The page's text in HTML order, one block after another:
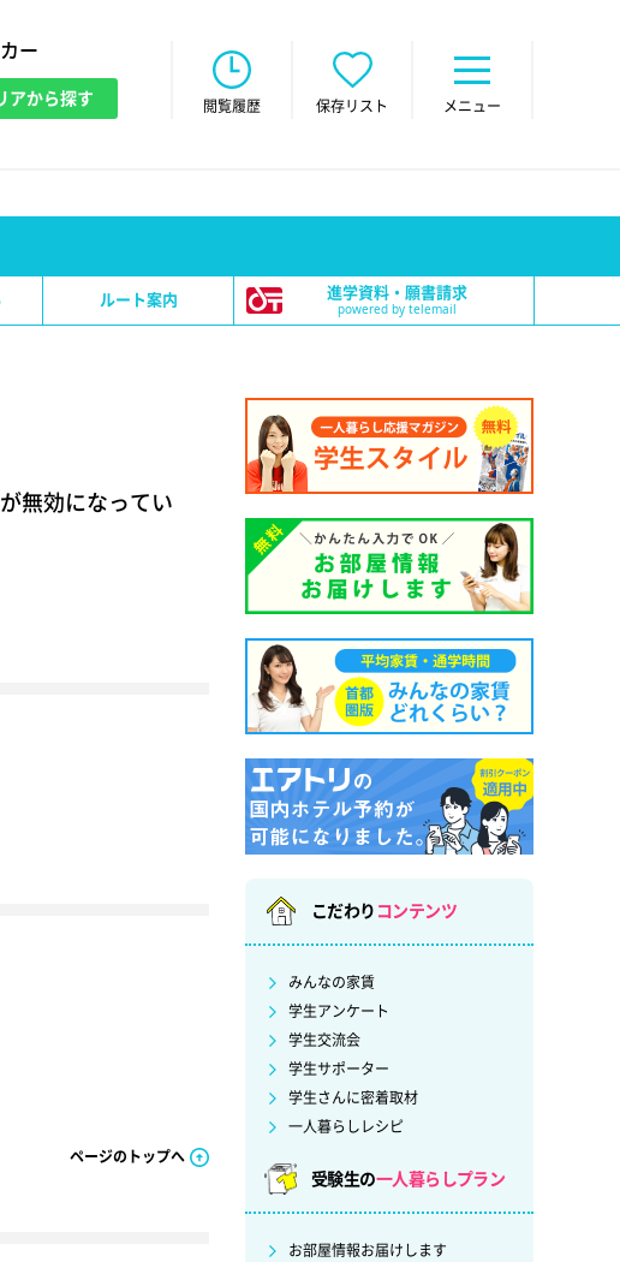
ー
アから探す 閲覧履歴 保存リスト メニュー
ルート案内 進学資料・願書請求
powered by telemail
無効になってい
ページのトップへ
こだわり コンテンツ
みんなの家賃
学生アンケート
学生交流会
学生サポーター
学生さんに密着取材
一人暮らしレシピ
受験生の一人暮らしプラン
お部屋情報お届けします